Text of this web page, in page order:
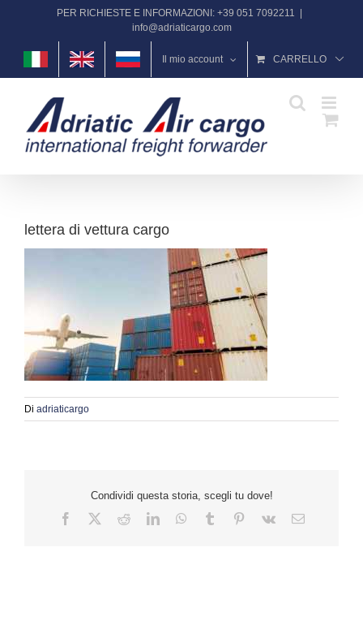
PER RICHIESTE E INFORMAZIONI: +39 051 7092211
info@adriaticargo.com
Il mio account CARRELLO
lettera di vettura cargo
Di adriaticargo
Condividi questa storia, scegli tu dove!
Facebook
TwitterRedditLinkedInWhatsApp
Tumblr Pinterest
Vk Email